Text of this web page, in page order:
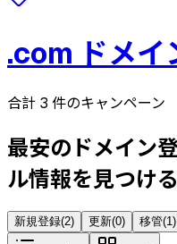
.com ドメ
合計 3 件のキャンペーン
最安のドメイン
ル情報を見つける
新規登録(2) 更新(0) 移管(1)